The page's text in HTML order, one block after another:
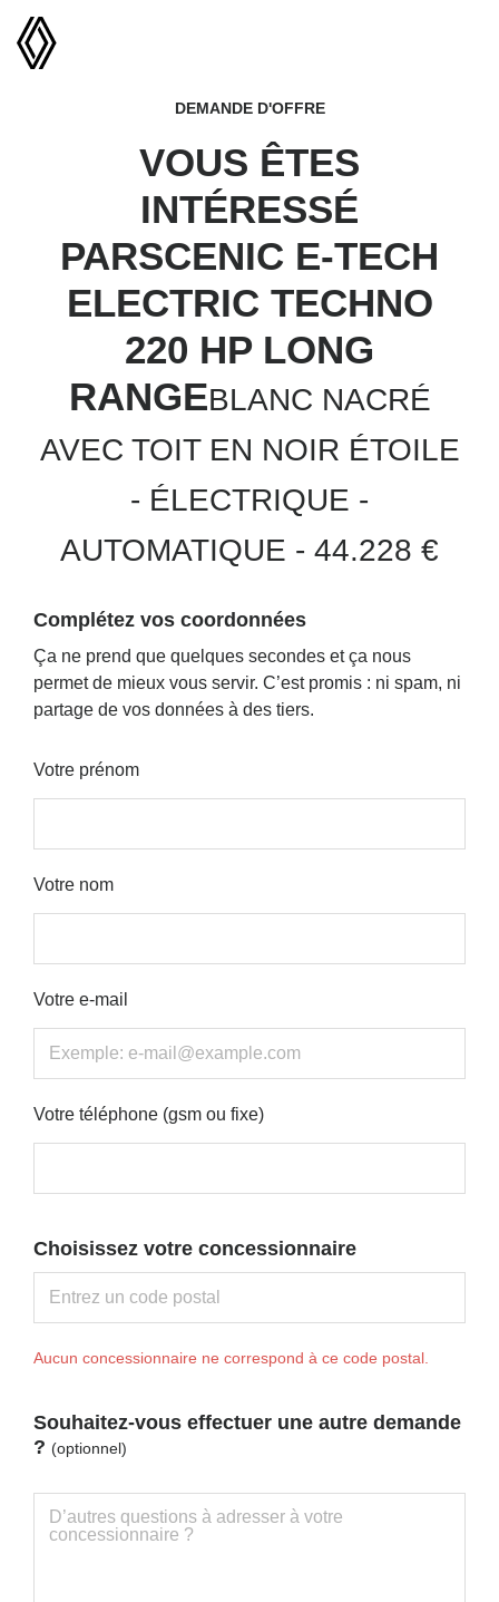
DEMANDE D'OFFRE
VOUS ÊTES
INTÉRESSÉ
PARSCENIC E-TECH
ELECTRIC TECHNO
220 HP LONG
RANGEBLANC NACRÉ
AVEC TOIT EN NOIR ÉTOILE
- ÉLECTRIQUE -
AUTOMATIQUE - 44.228 €
Complétez vos coordonnées
Ça ne prend que quelques secondes et ça nous
permet de mieux vous servir. C’est promis : ni spam, ni
partage de vos données à des tiers.
Votre prénom
Votre nom
Votre e-mail
Votre téléphone (gsm ou fixe)
Choisissez votre concessionnaire
Aucun concessionnaire ne correspond à ce code postal.
Souhaitez-vous effectuer une autre demande
? (optionnel)